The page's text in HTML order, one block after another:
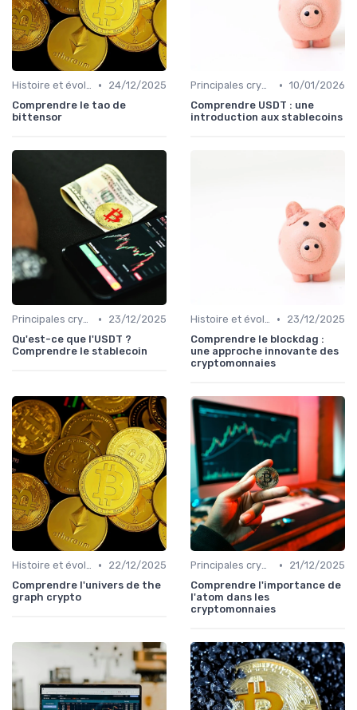
Histoire et évolution du marché des cryptos •
24/12/2025
Comprendre le tao de
bittensor
Principales cryptomonnaies pour l'investissement • 10/01/2026
Comprendre USDT : une
introduction aux stablecoins
Principales cryptomonnaies pour l'investissement •
23/12/2025
Qu'est-ce que l'USDT ?
Comprendre le stablecoin
Histoire et évolution du marché des cryptos •
23/12/2025
Comprendre le blockdag :
une approche innovante des
cryptomonnaies
Histoire et évolution du marché des cryptos •
22/12/2025
Comprendre l'univers de the
graph crypto
Principales cryptomonnaies pour l'investissement •
21/12/2025
Comprendre l'importance de
l'atom dans les
cryptomonnaies